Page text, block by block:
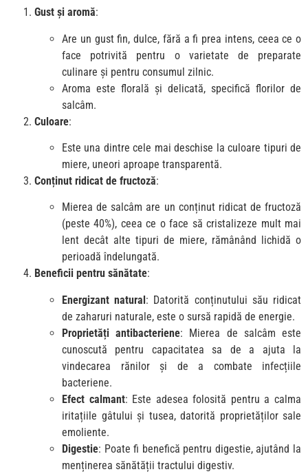
Gust și aromă:
Are un gust fin, dulce, fără a fi prea intens, ceea ce o
face potrivită pentru o varietate de preparate
culinare și pentru consumul zilnic.
Aroma este florală și delicată, specifică florilor de
salcâm.
Culoare:
Este una dintre cele mai deschise la culoare tipuri de
miere, uneori aproape transparentă.
Conținut ridicat de fructoză:
Mierea de salcâm are un conținut ridicat de fructoză
(peste 40%), ceea ce o face să cristalizeze mult mai
lent decât alte tipuri de miere, rămânând lichidă o
perioadă îndelungată.
Beneficii pentru sănătate:
Energizant natural: Datorită conținutului său ridicat
de zaharuri naturale, este o sursă rapidă de energie.
Proprietăți antibacteriene: Mierea de salcâm este
cunoscută pentru capacitatea sa de a ajuta la
vindecarea rănilor și de a combate infecțiile
bacteriene.
Efect calmant: Este adesea folosită pentru a calma
iritațiile gâtului și tusea, datorită proprietăților sale
emoliente.
Digestie: Poate fi benefică pentru digestie, ajutând la
menținerea sănătății tractului digestiv.